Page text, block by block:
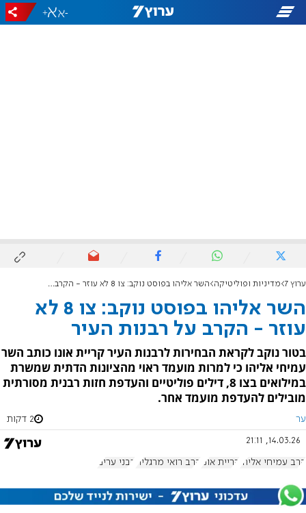
-
+
ערוץ 7 מדיניות ופוליטיקה השר אליהו בפוסט נוקב: צו 8 לא עוזר - הקרב על רבנות העיר
השר אליהו בפוסט נוקב: צו 8 לא
עוזר - הקרב על רבנות העיר
בטור נוקב לקראת הבחירות לרבנות העיר קריית אונו כותב השר
עמיחי אליהו כי למרות מועמד ראוי מהציונות הדתית שמשרת
במילואים בצו 8, דילים פוליטיים והעדפת חזות רבנית מסורתית
מובילים להעדפת מועמד אחר.
ער 2 דקות
14.03.26, 21:11
הרב עמיחי אליהו קריית אונו הרב רואי מרגלית רבני ערים